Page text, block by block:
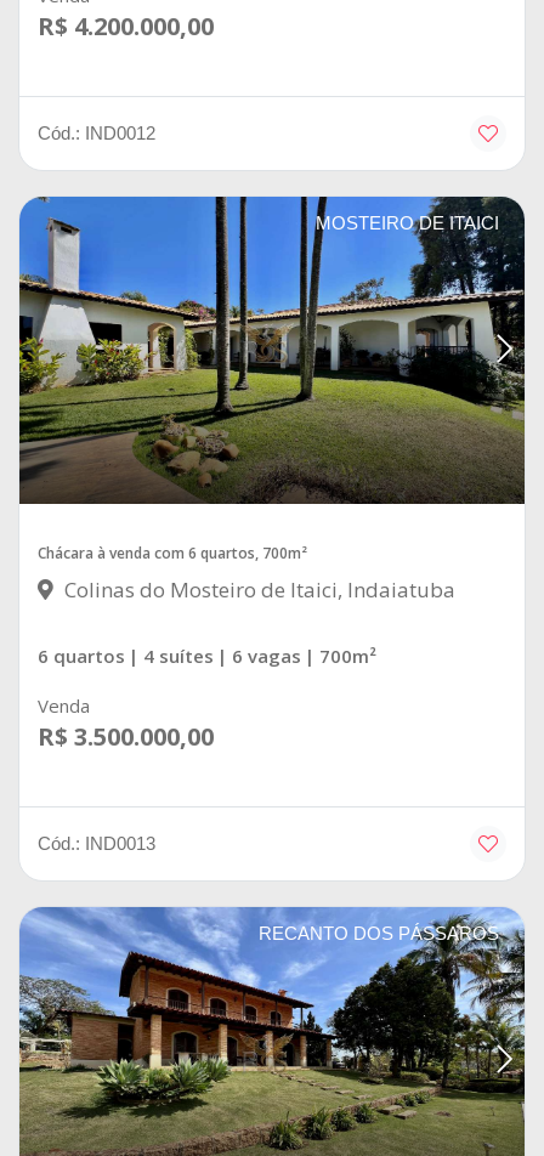
R$ 4.200.000,00
Cód.: IND0012
MOSTEIRO DE ITAICI
Chácara à venda com 6 quartos, 700m²
Colinas do Mosteiro de Itaici, Indaiatuba
6 quartos | 4 suítes | 6 vagas | 700m²
Venda
R$ 3.500.000,00
Cód.: IND0013
RECANTO DOS PÁSSAROS